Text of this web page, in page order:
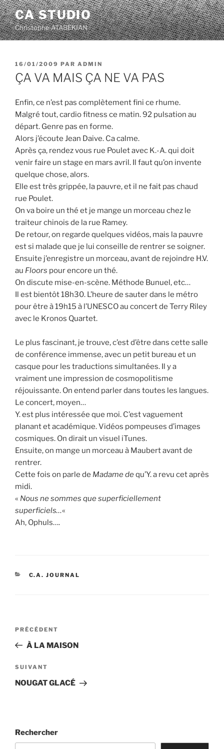
Aller
au
contenu
principal
CA STUDIO
Christophe ATABEKIAN
PUBLIÉ
LE
16/01/2009 PAR ADMIN
ÇA VA MAIS ÇA NE VA PAS
Enfin, ce n’est pas complètement fini ce rhume.
Malgré tout, cardio fitness ce matin. 92 pulsation au
départ. Genre pas en forme.
Alors j’écoute Jean Daive. Ca calme.
Après ça, rendez vous rue Poulet avec K.-A. qui doit
venir faire un stage en mars avril. Il faut qu’on invente
quelque chose, alors.
Elle est très grippée, la pauvre, et il ne fait pas chaud
rue Poulet.
On va boire un thé et je mange un morceau chez le
traiteur chinois de la rue Ramey.
De retour, on regarde quelques vidéos, mais la pauvre
est si malade que je lui conseille de rentrer se soigner.
Ensuite j’enregistre un morceau, avant de rejoindre H.V.
au Floors pour encore un thé.
On discute mise-en-scène. Méthode Bunuel, etc…
Il est bientôt 18h30. L’heure de sauter dans le métro
pour être à 19h15 à l’UNESCO au concert de Terry Riley
avec le Kronos Quartet.
Le plus fascinant, je trouve, c’est d’être dans cette salle
de conférence immense, avec un petit bureau et un
casque pour les traductions simultanées. Il y a
vraiment une impression de cosmopolitisme
réjouissante. On entend parler dans toutes les langues.
Le concert, moyen…
Y. est plus intéressée que moi. C’est vaguement
planant et académique. Vidéos pompeuses d’images
cosmiques. On dirait un visuel iTunes.
Ensuite, on mange un morceau à Maubert avant de
rentrer.
Cette fois on parle de Madame dequ’Y. a revu cet après
midi.
« Nous ne sommes que superficiellement
superficiels…«
Ah, Ophuls….
CATÉGORIES
C.A. JOURNAL
Navigation
l’article
Article
précédent
PRÉCÉDENT
À LA MAISON
Article
suivant
SUIVANT
NOUGAT GLACÉ
Rechercher